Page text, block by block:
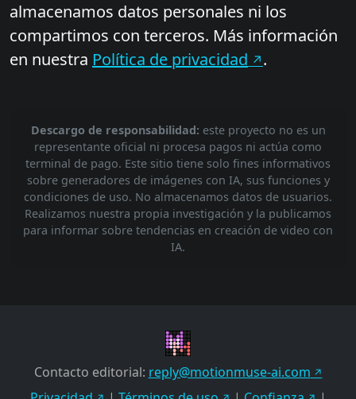
almacenamos datos personales ni los
compartimos con terceros. Más información
en nuestra Política de privacidad .
Descargo de responsabilidad: este proyecto no es un
representante oficial ni procesa pagos ni actúa como
terminal de pago. Este sitio tiene solo fines informativos
sobre generadores de imágenes con IA, sus funciones y
condiciones de uso. No almacenamos datos de usuarios.
Realizamos nuestra propia investigación y la publicamos
para informar sobre tendencias en creación de video con
IA.
Contacto editorial: reply@motionmuse-ai.com